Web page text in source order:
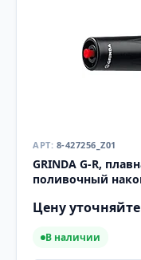
8-427256_Z01
GRINDA G-R,
поливочный
Цену уточняйте
В наличии